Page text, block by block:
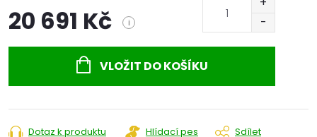
20 691 Kč i
VLOŽIT DO KOŠÍKU
Dotaz k produktu Hlídací pes Sdílet